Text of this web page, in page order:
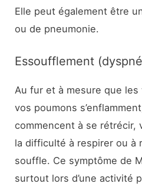
Elle peut également être
ou de pneumonie.
Essoufflement
Au fur et à mesure que
vos poumons
commencent à se rétrécir,
la difficulté à respirer ou à
souffle. Ce symptôme de
surtout lors d’une activité